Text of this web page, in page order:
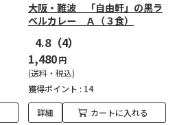
大阪・難波 「自由軒」の黒ラ
ベルカレー Ａ（３食）
4.8（4）
1,480円
(送料・税込)
獲得ポイント : 14
詳細 カートに入れる